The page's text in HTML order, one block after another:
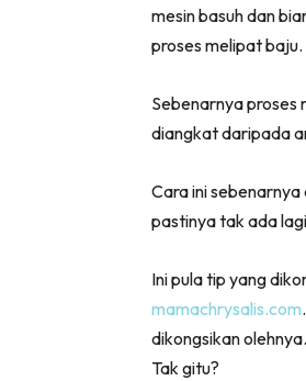
mesin basuh dan
proses melipat
Sebenarnya proses
diangkat daripada
Cara ini
pastinya tak ada
Ini pula tip yang
mamachrysalis.com
dikongsikan
Tak gitu?